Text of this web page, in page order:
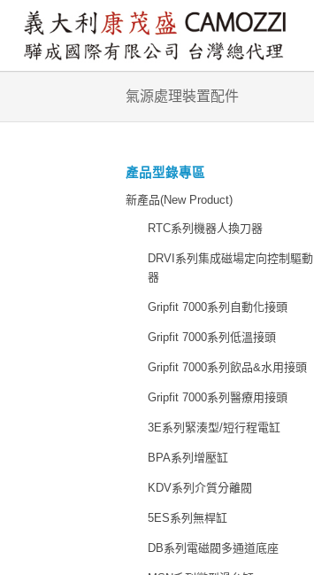
氣源處理裝置配件
產品型錄專區
新產品(New Product)
RTC系列機器人換刀器
DRVI系列集成磁場定向控制驅動
器
Gripfit 7000系列自動化接頭
Gripfit 7000系列低溫接頭
Gripfit 7000系列飲品&水用接頭
Gripfit 7000系列醫療用接頭
3E系列緊湊型/短行程電缸
BPA系列增壓缸
KDV系列介質分離閥
5ES系列無桿缸
DB系列電磁閥多通道底座